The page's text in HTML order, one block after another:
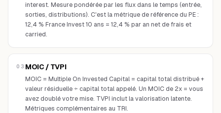
interest. Mesure pondérée par les flux dans le temps (entrée,
sorties, distributions). C'est la métrique de référence du PE :
12,4 % France Invest 10 ans = 12,4 % par an net de frais et
carried.
03 MOIC / TVPI
MOIC = Multiple On Invested Capital = capital total distribué +
valeur résiduelle ÷ capital total appelé. Un MOIC de 2x = vous
avez doublé votre mise. TVPI inclut la valorisation latente.
Métriques complémentaires au TRI.